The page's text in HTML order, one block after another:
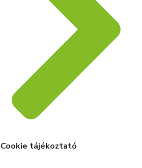
Cookie tájékoztató